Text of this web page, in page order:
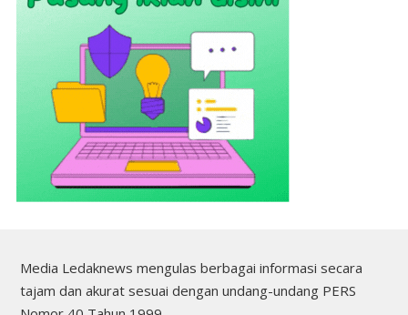
Media Ledaknews mengulas berbagai informasi secara
tajam dan akurat sesuai dengan undang-undang PERS